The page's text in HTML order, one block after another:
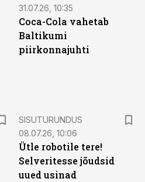
31.07.26, 10:35
Coca-Cola vahetab
Baltikumi
piirkonnajuhti
SISUTURUNDUS
08.07.26, 10:06
Ütle robotile tere!
Selveritesse jõudsid
uued usinad